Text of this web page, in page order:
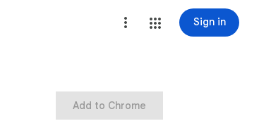
Sign in
Add to Chrome